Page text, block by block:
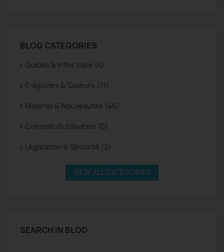
BLOG CATEGORIES
Guides & Infos Vape (4)
E-liquides & Saveurs (71)
Matériel & Nouveautés (46)
Conseils d’utilisation (0)
Législation & Sécurité (2)
VIEW ALL CATEGORIES
SEARCH IN BLOG